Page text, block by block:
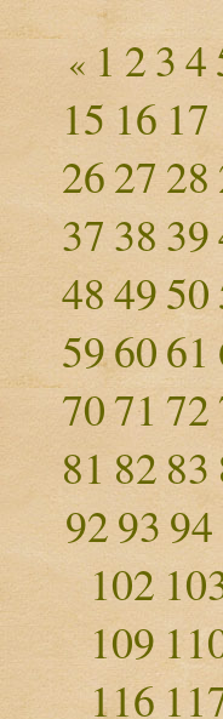
« 1 234
15 16 17
262728
37 38 39
484950
596061
7071 72
81 82 83
9293 94
102
109
116